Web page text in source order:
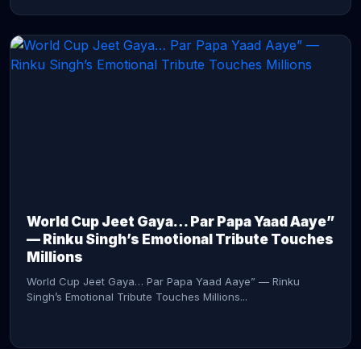
World Cup Jeet Gaya… Par Papa Yaad Aaye”
— Rinku Singh’s Emotional Tribute Touches
Millions
World Cup Jeet Gaya… Par Papa Yaad Aaye” — Rinku
Singh’s Emotional Tribute Touches Millions...